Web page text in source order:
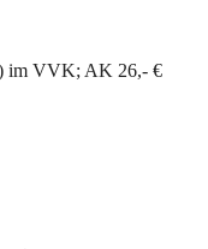
im VVK; AK 26,- €